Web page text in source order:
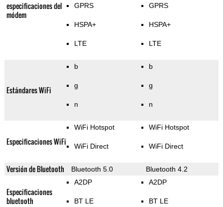
especificaciones del
módem
GPRS
HSPA+
LTE
GPRS
HSPA+
LTE
Estándares WiFi
b
g
n
b
g
n
Especificaciones WiFi
WiFi Hotspot
WiFi Direct
WiFi Hotspot
WiFi Direct
Versión de Bluetooth Bluetooth 5.0 Bluetooth 4.2
Especificaciones
bluetooth
A2DP
BT LE
A2DP
BT LE